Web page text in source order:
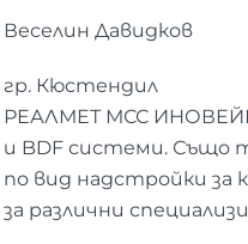
Веселин Давидков
гр. Кюстендил
РЕАЛМЕТ МСС
и BDF системи. Също
по вид надстройки
за различни